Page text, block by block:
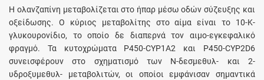
H ολανζαπίνη μεταβολίζεται στο ήπαρ μέσω οδών σύζευξης και
οξείδωσης. O κύριος μεταβολίτης στο αίμα είναι το 10-Κ-
γλυκουρονίδιο, το οποίο δε διαπερνά τον αιμο-εγκεφαλικό
φραγμό. Τα κυτοχρώματα P450-CYP1A2 και P450-CYP2D6
συνεισφέρουν στο σχηματισμό των N-δεσμεθυλ- και 2-
υδροξυμεθυλ- μεταβολιτών, οι οποίοι εμφάνισαν σημαντικά